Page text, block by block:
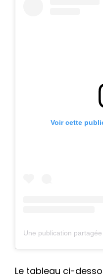
Voir cette
Le tableau ci-